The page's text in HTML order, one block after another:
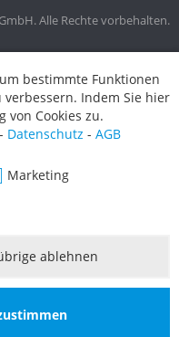
Alle Rechte vorbehalten.
bestimmte Funktionen
Indem Sie hier
von Cookies zu.
- Datenschutz - AGB
Marketing
ablehnen
bestimmte Funktionen
Indem Sie hier
von Cookies zu.
- Datenschutz - AGB
Marketing
ablehnen